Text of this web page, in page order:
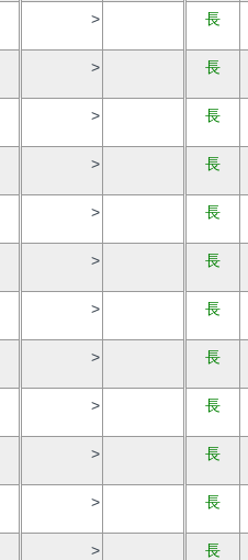
> 長
> 長
> 長
> 長
> 長
> 長
> 長
> 長
> 長
> 長
> 長
> 長